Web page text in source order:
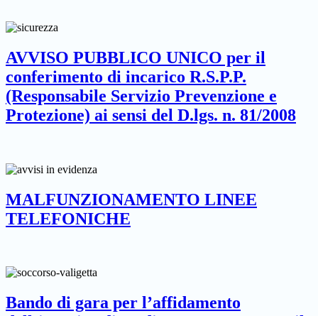
AVVISO PUBBLICO UNICO per il
conferimento di incarico R.S.P.P.
(Responsabile Servizio Prevenzione e
Protezione) ai sensi del D.lgs. n. 81/2008
MALFUNZIONAMENTO LINEE
TELEFONICHE
Bando di gara per l’affidamento